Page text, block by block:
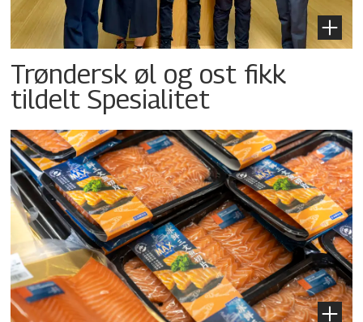
Trøndersk øl og ost fikk
tildelt Spesialitet